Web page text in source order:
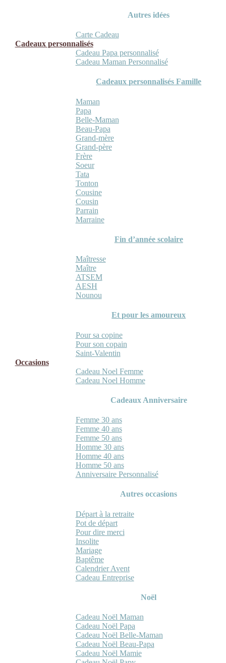
Autres idées
Carte Cadeau
Cadeaux personnalisés
Cadeau Papa personnalisé
Cadeau Maman Personnalisé
Cadeaux personnalisés Famille
Maman
Papa
Belle-Maman
Beau-Papa
Grand-mère
Grand-père
Frère
Soeur
Tata
Tonton
Cousine
Cousin
Parrain
Marraine
Fin d’année scolaire
Maîtresse
Maître
ATSEM
AESH
Nounou
Et pour les amoureux
Pour sa copine
Pour son copain
Saint-Valentin
Occasions
Cadeau Noel Femme
Cadeau Noel Homme
Cadeaux Anniversaire
Femme 30 ans
Femme 40 ans
Femme 50 ans
Homme 30 ans
Homme 40 ans
Homme 50 ans
Anniversaire Personnalisé
Autres occasions
Départ à la retraite
Pot de départ
Pour dire merci
Insolite
Mariage
Baptême
Calendrier Avent
Cadeau Entreprise
Noël
Cadeau Noël Maman
Cadeau Noël Papa
Cadeau Noël Belle-Maman
Cadeau Noël Beau-Papa
Cadeau Noël Mamie